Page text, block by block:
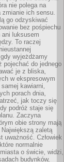
nie polega na
zmianie ich sensu.
go odzyskiwać
bez pośpiechu
luksusem
To raczej
wyjeżdżamy
pojechać do jednego
je z bliska,
w ekspresowym
kawiarni,
porach dnia,
jak toczy się
podróż staje się
Zaczyna
obie strony mają
zaletą
uważność. Człowiek
normalnie
o świcie, widzi,
budynków,